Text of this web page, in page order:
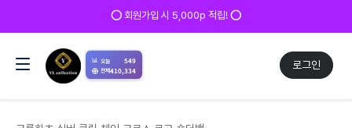
✅ 매일 방문 후 로그인 시 200p 적립! ✅
로그인
📊 오늘 549
전체410,334